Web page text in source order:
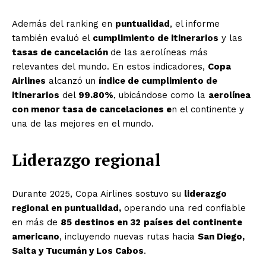
Además del ranking en puntualidad, el informe
también evaluó el cumplimiento de itinerarios y las
tasas de cancelación de las aerolíneas más
relevantes del mundo. En estos indicadores, Copa
Airlines alcanzó un índice de cumplimiento de
itinerarios del 99.80%, ubicándose como la aerolínea
con menor tasa de cancelaciones en el continente y
una de las mejores en el mundo.
Liderazgo regional
Durante 2025, Copa Airlines sostuvo su liderazgo
regional en puntualidad, operando una red confiable
en más de 85 destinos en 32 países del continente
americano, incluyendo nuevas rutas hacia San Diego,
Salta y Tucumán y Los Cabos.